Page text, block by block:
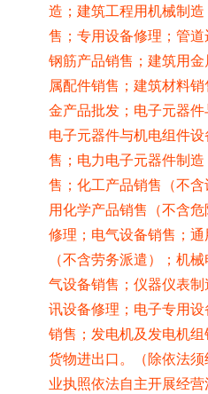
造；建筑工程用机械制
售；专用设备修理；管
钢筋产品销售；建筑用
属配件销售；建筑材料
金产品批发；电子元器件
电子元器件与机电组件
售；电力电子元器件制
售；化工产品销售（不
用化学产品销售（不含
修理；电气设备销售；
（不含劳务派遣）；机
气设备销售；仪器仪表
讯设备修理；电子专用
销售；发电机及发电机组
货物进出口。（除依法
业执照依法自主开展经营